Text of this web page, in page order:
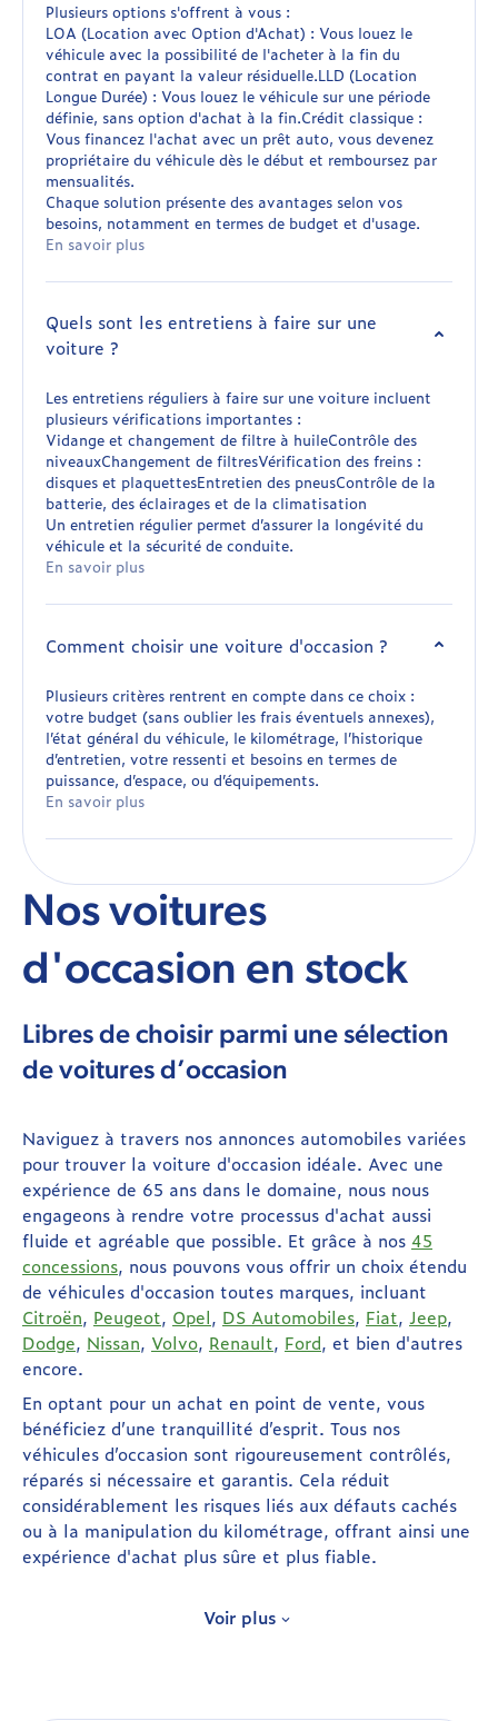
Plusieurs options s'offrent à vous :
LOA (Location avec Option d'Achat) : Vous louez le
véhicule avec la possibilité de l'acheter à la fin du
contrat en payant la valeur résiduelle.LLD (Location
Longue Durée) : Vous louez le véhicule sur une période
définie, sans option d'achat à la fin.Crédit classique :
Vous financez l'achat avec un prêt auto, vous devenez
propriétaire du véhicule dès le début et remboursez par
mensualités.
Chaque solution présente des avantages selon vos
besoins, notamment en termes de budget et d'usage.
En savoir plus
Quels sont les entretiens à faire sur une
voiture ?
Les entretiens réguliers à faire sur une voiture incluent
plusieurs vérifications importantes :
Vidange et changement de filtre à huileContrôle des
niveauxChangement de filtresVérification des freins :
disques et plaquettesEntretien des pneusContrôle de la
batterie, des éclairages et de la climatisation
Un entretien régulier permet d’assurer la longévité du
véhicule et la sécurité de conduite.
En savoir plus
Comment choisir une voiture d'occasion ?
Plusieurs critères rentrent en compte dans ce choix :
votre budget (sans oublier les frais éventuels annexes),
l’état général du véhicule, le kilométrage, l’historique
d’entretien, votre ressenti et besoins en termes de
puissance, d’espace, ou d’équipements.
En savoir plus
Nos voitures
d'occasion en stock
Libres de choisir parmi une sélection
de voitures d’occasion
Naviguez à travers nos annonces automobiles variées
pour trouver la voiture d'occasion idéale. Avec une
expérience de 65 ans dans le domaine, nous nous
engageons à rendre votre processus d'achat aussi
fluide et agréable que possible. Et grâce à nos 45
concessions, nous pouvons vous offrir un choix étendu
de véhicules d'occasion toutes marques, incluant
Citroën, Peugeot, Opel, DS Automobiles, Fiat, Jeep,
Dodge, Nissan, Volvo, Renault, Ford, et bien d'autres
encore.
En optant pour un achat en point de vente, vous
bénéficiez d’une tranquillité d’esprit. Tous nos
véhicules d’occasion sont rigoureusement contrôlés,
réparés si nécessaire et garantis. Cela réduit
considérablement les risques liés aux défauts cachés
ou à la manipulation du kilométrage, offrant ainsi une
expérience d'achat plus sûre et plus fiable.
Libres d’acheter LA voiture d’occasion
Voir plus